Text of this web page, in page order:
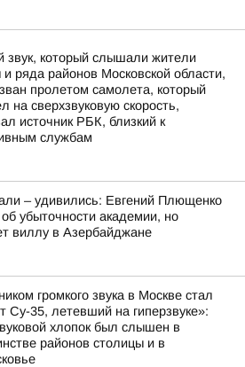
звук, который слышали жители
ряда районов Московской области,
пролетом самолета, который
на сверхзвуковую скорость,
источник РБК, близкий к
службам
– удивились: Евгений Плющенко
убыточности академии, но
виллу в Азербайджане
громкого звука в Москве стал
Су-35, летевший на гиперзвуке»:
хлопок был слышен в
районов столицы и в